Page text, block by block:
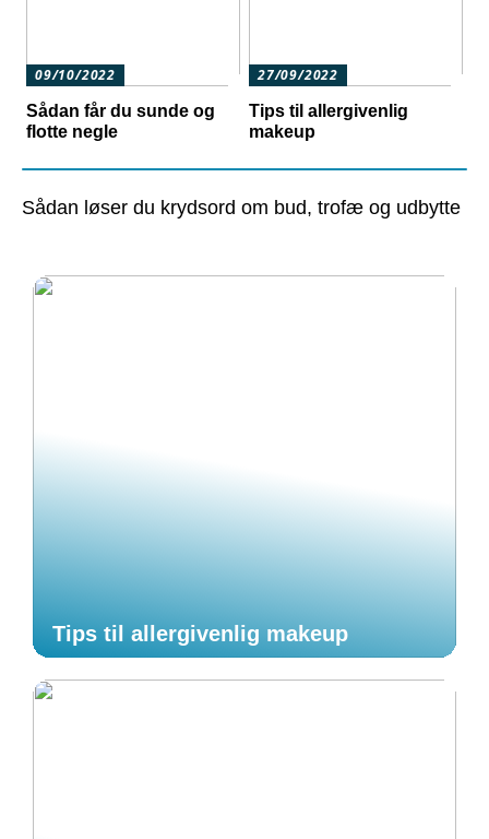
09/10/2022
Sådan får du sunde og
flotte negle
27/09/2022
Tips til allergivenlig
makeup
Sådan løser du krydsord om bud, trofæ og udbytte
Tips til allergivenlig makeup